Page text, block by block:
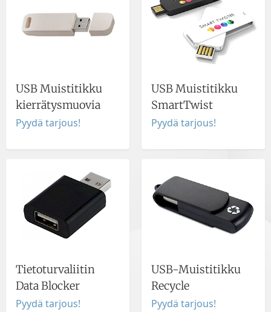
USB Muistitikku
kierrätysmuovia
Pyydä tarjous!
USB Muistitikku
SmartTwist
Pyydä tarjous!
Tietoturvaliitin
Data Blocker
Pyydä tarjous!
USB-Muistitikku
Recycle
Pyydä tarjous!